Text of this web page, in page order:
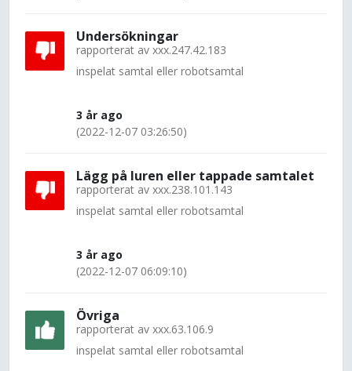
Undersökningar
rapporterat av xxx.247.42.183
inspelat samtal eller robotsamtal
3 år ago
(2022-12-07 03:26:50)
Lägg på luren eller tappade samtalet
rapporterat av xxx.238.101.143
inspelat samtal eller robotsamtal
3 år ago
(2022-12-07 06:09:10)
Övriga
rapporterat av xxx.63.106.9
inspelat samtal eller robotsamtal